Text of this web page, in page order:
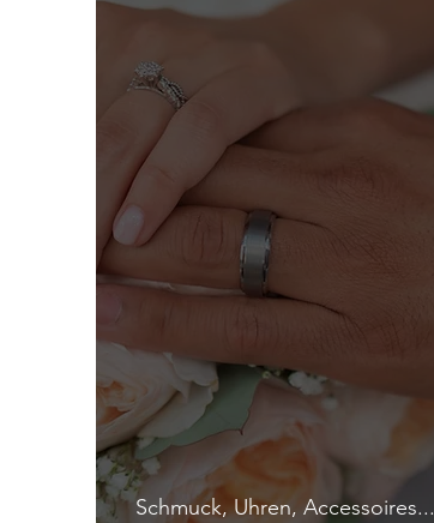
Schmuck, Uhren, Accessoires...